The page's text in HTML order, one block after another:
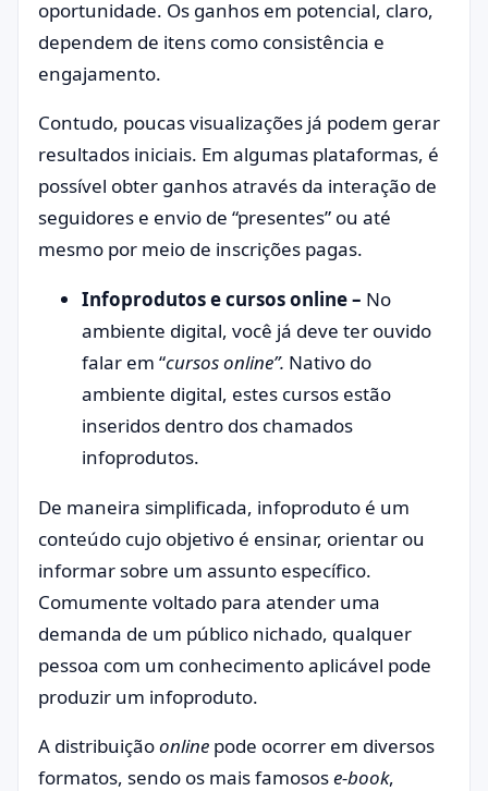
oportunidade. Os ganhos em potencial, claro,
dependem de itens como consistência e
engajamento.
Contudo, poucas visualizações já podem gerar
resultados iniciais. Em algumas plataformas, é
possível obter ganhos através da interação de
seguidores e envio de “presentes” ou até
mesmo por meio de inscrições pagas.
Infoprodutos e cursos online – No
ambiente digital, você já deve ter ouvido
falar em “cursos online”. Nativo do
ambiente digital, estes cursos estão
inseridos dentro dos chamados
infoprodutos.
De maneira simplificada, infoproduto é um
conteúdo cujo objetivo é ensinar, orientar ou
informar sobre um assunto específico.
Comumente voltado para atender uma
demanda de um público nichado, qualquer
pessoa com um conhecimento aplicável pode
produzir um infoproduto.
A distribuiçãoonline pode ocorrer em diversos
formatos, sendo os mais famosose-book,